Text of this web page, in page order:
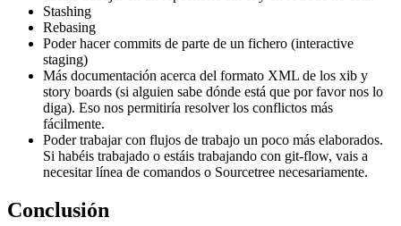
Stashing
Rebasing
Poder hacer commits de parte de un fichero (interactive
staging)
Más documentación acerca del formato XML de los xib y
story boards (si alguien sabe dónde está que por favor nos lo
diga). Eso nos permitiría resolver los conflictos más
fácilmente.
Poder trabajar con flujos de trabajo un poco más elaborados.
Si habéis trabajado o estáis trabajando con git-flow, vais a
necesitar línea de comandos o Sourcetree necesariamente.
Conclusión